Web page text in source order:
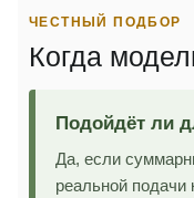
ЧЕСТНЫЙ ПОДБОР
Когда
Подойдёт ли
Да, если
реальной подачи